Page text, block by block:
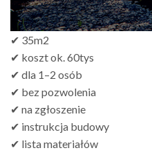
✔ 35m2
✔ koszt ok. 60tys
✔ dla 1–2 osób
✔ bez pozwolenia
✔ na zgłoszenie
✔ instrukcja budowy
✔ lista materiałów